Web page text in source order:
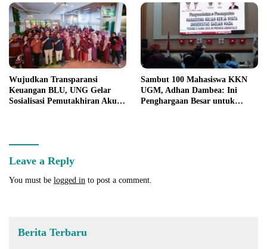
Wujudkan Transparansi
Keuangan BLU, UNG Gelar
Sosialisasi Pemutakhiran Akun
Sambut 100 Mahasiswa KKN
UGM, Adhan Dambea: Ini
Penghargaan Besar untuk
Leave a Reply
You must be logged in to post a comment.
Berita Terbaru